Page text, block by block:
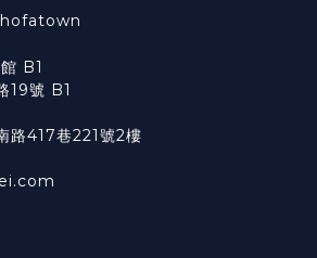
B1
19號 B1
路417巷221號2樓